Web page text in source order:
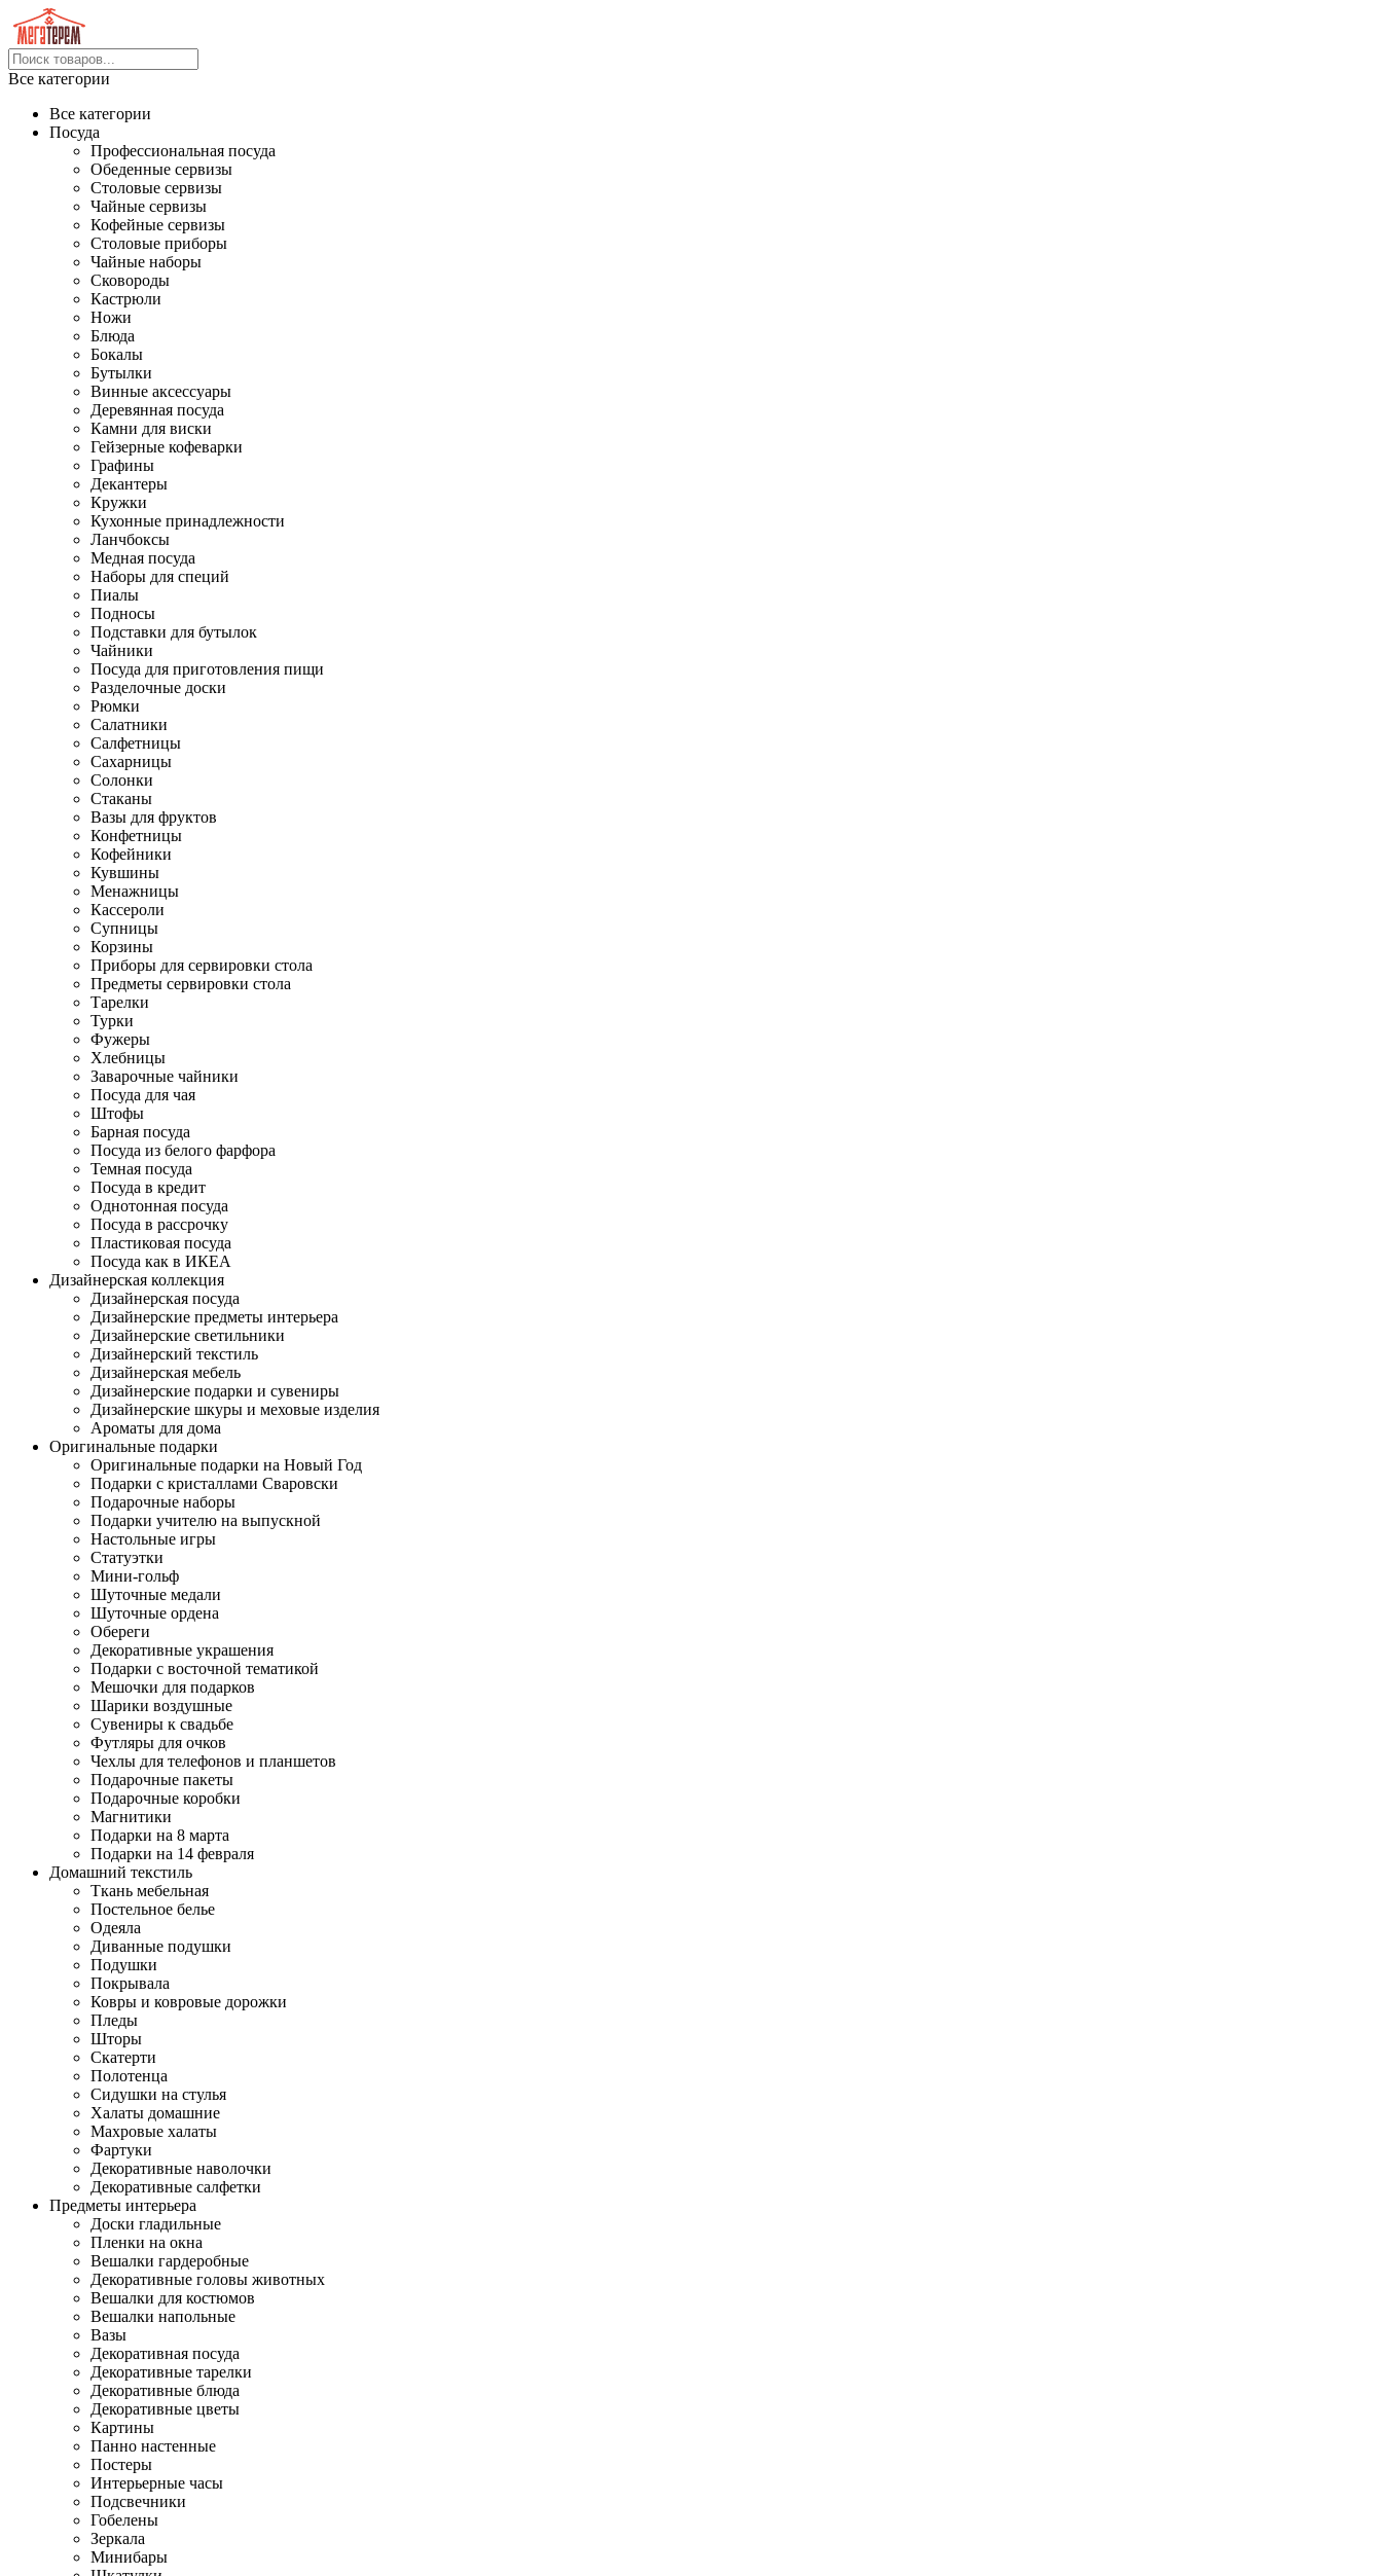
Все категории
Все категории
Посуда
Профессиональная посуда
Обеденные сервизы
Столовые сервизы
Чайные сервизы
Кофейные сервизы
Столовые приборы
Чайные наборы
Сковороды
Кастрюли
Ножи
Блюда
Бокалы
Бутылки
Винные аксессуары
Деревянная посуда
Камни для виски
Гейзерные кофеварки
Графины
Декантеры
Кружки
Кухонные принадлежности
Ланчбоксы
Медная посуда
Наборы для специй
Пиалы
Подносы
Подставки для бутылок
Чайники
Посуда для приготовления пищи
Разделочные доски
Рюмки
Салатники
Салфетницы
Сахарницы
Солонки
Стаканы
Вазы для фруктов
Конфетницы
Кофейники
Кувшины
Менажницы
Кассероли
Супницы
Корзины
Приборы для сервировки стола
Предметы сервировки стола
Тарелки
Турки
Фужеры
Хлебницы
Заварочные чайники
Посуда для чая
Штофы
Барная посуда
Посуда из белого фарфора
Темная посуда
Посуда в кредит
Однотонная посуда
Посуда в рассрочку
Пластиковая посуда
Посуда как в ИКЕА
Дизайнерская коллекция
Дизайнерская посуда
Дизайнерские предметы интерьера
Дизайнерские светильники
Дизайнерский текстиль
Дизайнерская мебель
Дизайнерские подарки и сувениры
Дизайнерские шкуры и меховые изделия
Ароматы для дома
Оригинальные подарки
Оригинальные подарки на Новый Год
Подарки с кристаллами Сваровски
Подарочные наборы
Подарки учителю на выпускной
Настольные игры
Статуэтки
Мини-гольф
Шуточные медали
Шуточные ордена
Обереги
Декоративные украшения
Подарки с восточной тематикой
Мешочки для подарков
Шарики воздушные
Сувениры к свадьбе
Футляры для очков
Чехлы для телефонов и планшетов
Подарочные пакеты
Подарочные коробки
Магнитики
Подарки на 8 марта
Подарки на 14 февраля
Домашний текстиль
Ткань мебельная
Постельное белье
Одеяла
Диванные подушки
Подушки
Покрывала
Ковры и ковровые дорожки
Пледы
Шторы
Скатерти
Полотенца
Сидушки на стулья
Халаты домашние
Махровые халаты
Фартуки
Декоративные наволочки
Декоративные салфетки
Предметы интерьера
Доски гладильные
Пленки на окна
Вешалки гардеробные
Декоративные головы животных
Вешалки для костюмов
Вешалки напольные
Вазы
Декоративная посуда
Декоративные тарелки
Декоративные блюда
Декоративные цветы
Картины
Панно настенные
Постеры
Интерьерные часы
Подсвечники
Гобелены
Зеркала
Минибары